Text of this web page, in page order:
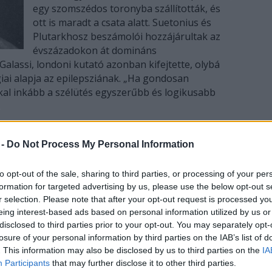
Do Not Process My Personal Information
opt-out of the sale, sharing to third parties, or processing of your
for targeted advertising by us, please use the below opt-out
selection. Please note that after your opt-out request is processed
interest-based ads based on personal information utilized by us
to third parties prior to your opt-out. You may separately
of your personal information by third parties on the IAB’s list of
This information may also be disclosed by us to third parties on the
Participants that may further disclose it to other third parties.
egy szomszédos toronyba szállították, és
ott is maradt a csata alatt. Suetonius és
Plutarkhosz beszámolói hozzájárultak az
évszázadokon át domináns
londoni kutató azonban kifejtette, olybá
alapja az epilepsziának. „Ha gondosan
inkább a szélütés egyszerűbb és logikusabb
közzétett tanulmányban kollégájával, Hutan
korábbi vizsgálat Caesar epilepsziájának
sem kérdőjelezte meg a feltevést, hogy
comitialis’ szavakat használja, ami nagyon
epilepsziát takar” - teszi hozzá. A kutatók szerint
fejfájások, összeesések, zavartság és szédülések
tüneteivel. „Hovatovább, Caesar egyéb
és személyiségváltozásoktól (ez Cicero egyik
labilitásban nyilvánult meg) is szenvedett,
az agyi érrendszert érintő betegséggel” - írják